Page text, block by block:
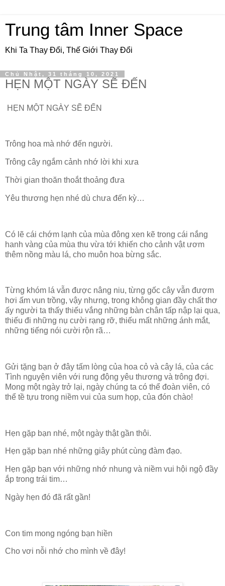
Trung tâm Inner Space
Khi Ta Thay Đổi, Thế Giới Thay Đổi
Chủ Nhật, 31 tháng 10, 2021
HẸN MỘT NGÀY SẼ ĐẾN
HẸN MỘT NGÀY SẼ ĐẾN
Trông hoa mà nhớ đến người.
Trông cây ngắm cảnh nhớ lời khi xưa
Thời gian thoăn thoắt thoảng đưa
Yêu thương hẹn nhé dù chưa đến kỳ…
Có lẽ cái chớm lạnh của mùa đông xen kẽ trong cái nắng
hanh vàng của mùa thu vừa tới khiến cho cảnh vật ươm
thêm nồng màu lá, cho muôn hoa bừng sắc.
Từng khóm lá vẫn được nâng niu, từng gốc cây vẫn đượm
hơi ấm vun trồng, vậy nhưng, trong không gian đầy chất thơ
ấy người ta thấy thiếu vắng những bàn chân tấp nập lại qua,
thiếu đi những nụ cười rạng rỡ, thiếu mất những ánh mắt,
những tiếng nói cười rộn rã…
Gửi tặng bạn ở đây tấm lòng của hoa cỏ và cây lá, của các
Tình nguyện viên với rung động yêu thương và trông đợi.
Mong một ngày trở lại, ngày chúng ta có thể đoàn viên, có
thể tề tựu trong niềm vui của sum họp, của đón chào!
Hẹn gặp bạn nhé, một ngày thật gần thôi.
Hẹn gặp bạn nhé những giây phút cùng đàm đạo.
Hẹn gặp bạn với những nhớ nhung và niềm vui hội ngộ đầy
ắp trong trái tim…
Ngày hẹn đó đã rất gần!
Con tim mong ngóng bạn hiền
Cho vơi nỗi nhớ cho mình về đây!